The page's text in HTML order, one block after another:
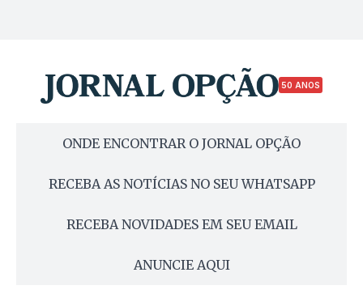
50 ANOS
ONDE ENCONTRAR O JORNAL OPÇÃO
RECEBA AS NOTÍCIAS NO SEU WHATSAPP
RECEBA NOVIDADES EM SEU EMAIL
ANUNCIE AQUI